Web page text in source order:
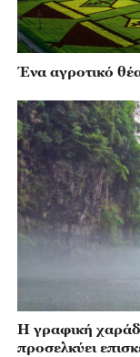
Ένα αγροτικό
Η γραφική
προσελκύει